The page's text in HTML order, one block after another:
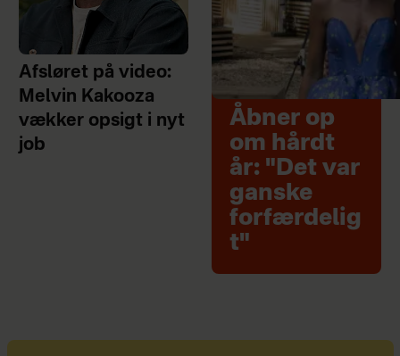
Afsløret på video:
Melvin Kakooza
vækker opsigt i nyt
job
Åbner op
om hårdt
år: "Det var
ganske
forfærdelig
t"